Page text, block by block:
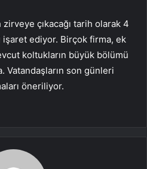
çıkacağı tarih olarak 4
işaret ediyor. Birçok firma, ek
koltukların büyük bölümü
Vatandaşların son günleri
öneriliyor.